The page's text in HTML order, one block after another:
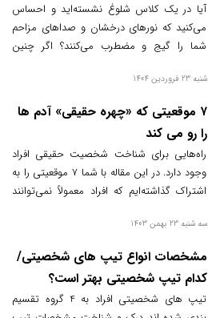
آیا در یک کلاس شلوغ نشسته‌اید و احساس
می‌کنید که نورهای درخشان و صداهای مزاحم
شما را گیج و مضطرب می‌کنند؟ اگر چنین
فردی با حساسیت بالا باشید. افرادی که دارای
عمیق‌تری احساسات و محرک‌های محیط را
تجربه می‌کنند.
شنبه 23 فروردین 1404
۷ موقعیتی که «چهره حقیقی» آدم‌ ها
را رو می‌ کند
راه‌هایی برای شناخت شخصیت حقیقی افراد
وجود دارد. در این مقاله با شما ۷ موقعیتی را به
اشتراک گذاشته‌ایم که افراد معمولاً نمی‌توانند
می‌کنند.
سه شنبه 23 بهمن 1403
مشخصات انواع تیپ های شخصیتی/
کدام تیپ شخصیتی بهتر است؟
تیپ های شخصیتی افراد به 4 گروه تقسیم